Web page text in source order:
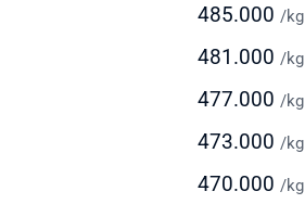
yang tidak terlalu mendesak
Dengan Mudah
lakukan cek ongkir ke Peru untuk
pengiriman Anda. Intrasia.id
yang akurat dan transparan pada
485.000 /kg
481.000 /kg
477.000 /kg
473.000 /kg
470.000 /kg